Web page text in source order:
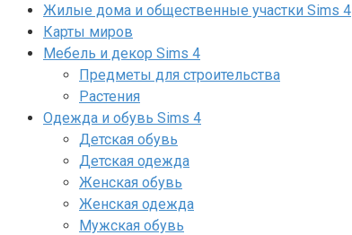
Жилые дома и общественные участки Sims 4
Карты миров
Мебель и декор Sims 4
Предметы для строительства
Растения
Одежда и обувь Sims 4
Детская обувь
Детская одежда
Женская обувь
Женская одежда
Мужская обувь